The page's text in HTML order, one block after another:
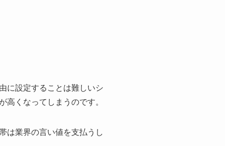
に設定することは難しいシ
高くなってしまうのです。
は業界の言い値を支払うし